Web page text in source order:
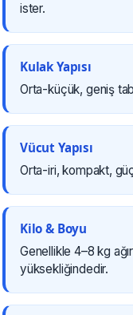
ister.
Kulak Yapısı
Orta-küçük, geniş
Vücut Yapısı
Orta-iri, kompakt,
Kilo & Boyu
Genellikle 4–8 kg
yüksekliğindedir.